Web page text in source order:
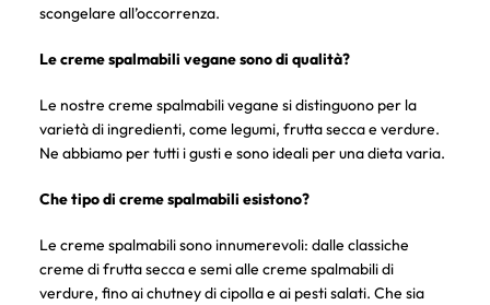
scongelare all’occorrenza.
Le creme spalmabili vegane sono di qualità?
Le nostre creme spalmabili vegane si distinguono per la
varietà di ingredienti, come legumi, frutta secca e verdure.
Ne abbiamo per tutti i gusti e sono ideali per una dieta varia.
Che tipo di creme spalmabili esistono?
Le creme spalmabili sono innumerevoli: dalle classiche
creme di frutta secca e semi alle creme spalmabili di
verdure, fino ai chutney di cipolla e ai pesti salati. Che sia